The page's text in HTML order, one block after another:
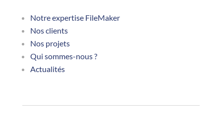
Notre expertise FileMaker
Nos clients
Nos projets
Qui sommes-nous ?
Actualités